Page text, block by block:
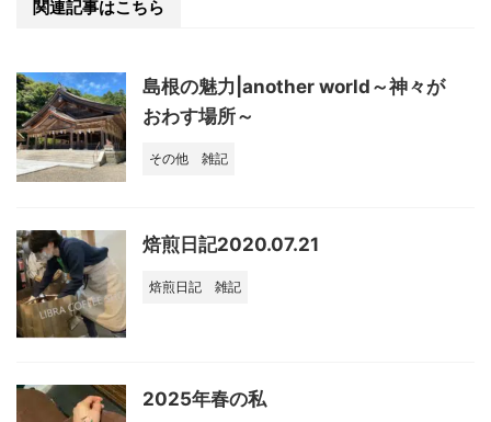
関連記事はこちら
島根の魅力|another world～神々が
おわす場所～
その他 雑記
焙煎日記2020.07.21
焙煎日記 雑記
2025年春の私